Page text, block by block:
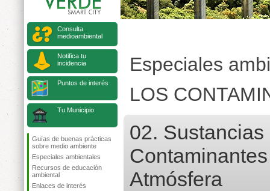
Consulta
medioambiental
Notifica tu
incidencia
Puntos de interés
Tu Municipio
Guías de buenas prácticas
sobre medio ambiente
Especiales ambientales
Recursos de educación
ambiental
Enlaces de interés
Especiales
LOS
02. Sustancias
Atmósfera